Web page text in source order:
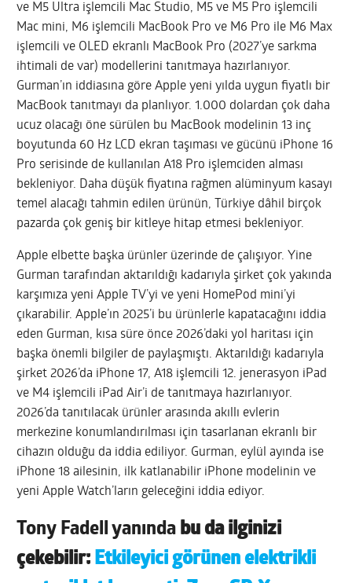
ve M5 Ultra işlemcili Mac Studio, M5 ve M5 Pro işlemcili
Mac mini, M6 işlemcili MacBook Pro ve M6 Pro ile M6 Max
işlemcili ve OLED ekranlı MacBook Pro (2027’ye sarkma
ihtimali de var) modellerini tanıtmaya hazırlanıyor.
Gurman’ın iddiasına göre Apple yeni yılda uygun fiyatlı bir
MacBook tanıtmayı da planlıyor. 1.000 dolardan çok daha
ucuz olacağı öne sürülen bu MacBook modelinin 13 inç
boyutunda 60 Hz LCD ekran taşıması ve gücünü iPhone 16
Pro serisinde de kullanılan A18 Pro işlemciden alması
bekleniyor. Daha düşük fiyatına rağmen alüminyum kasayı
temel alacağı tahmin edilen ürünün, Türkiye dâhil birçok
pazarda çok geniş bir kitleye hitap etmesi bekleniyor.
Apple elbette başka ürünler üzerinde de çalışıyor. Yine
Gurman tarafından aktarıldığı kadarıyla şirket çok yakında
karşımıza yeni Apple TV’yi ve yeni HomePod mini’yi
çıkarabilir. Apple’ın 2025’i bu ürünlerle kapatacağını iddia
eden Gurman, kısa süre önce 2026’daki yol haritası için
başka önemli bilgiler de paylaşmıştı. Aktarıldığı kadarıyla
şirket 2026’da iPhone 17, A18 işlemcili 12. jenerasyon iPad
ve M4 işlemcili iPad Air’i de tanıtmaya hazırlanıyor.
2026’da tanıtılacak ürünler arasında akıllı evlerin
merkezine konumlandırılması için tasarlanan ekranlı bir
cihazın olduğu da iddia ediliyor. Gurman, eylül ayında ise
iPhone 18 ailesinin, ilk katlanabilir iPhone modelinin ve
yeni Apple Watch’ların geleceğini iddia ediyor.
Tony Fadell yanında bu da ilginizi
çekebilir: Etkileyici görünen elektrikli